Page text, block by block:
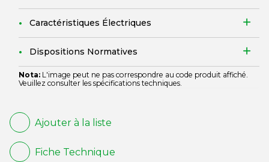
Caractéristiques Électriques
Dispositions Normatives
Nota: L'image peut ne pas correspondre au code produit affiché.
Veuillez consulter les spécifications techniques.
Ajouter à la liste
Fiche Technique